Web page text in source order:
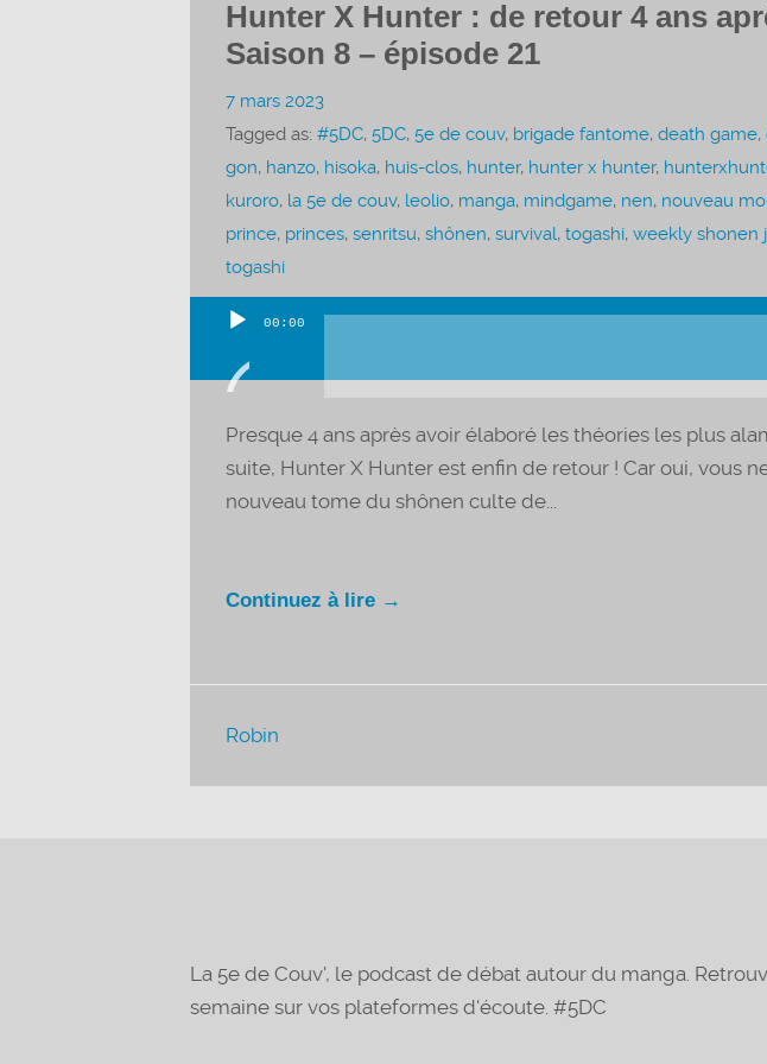
Hunter X Hunter : de retour 4 ans
Saison 8 – épisode 21
7 mars 2023
Tagged as: #5DC, 5DC, 5e de couv, brigade fantome, death game,
gon, hanzo, hisoka, huis-clos, hunter, hunter x hunter,
kuroro, la 5e de couv, leolio, manga, mindgame, nen, nouveau
prince, princes, senritsu, shônen, survival, togashi, weekly shonen
togashi
Lecteur
audio
00:00
Presque 4 ans après avoir élaboré les théories les plus
suite, Hunter X Hunter est enfin de retour ! Car oui, vous
nouveau tome du shônen culte de...
Continuez à lire →
Robin
La 5e de Couv', le podcast de débat autour du manga.
semaine sur vos plateformes d'écoute. #5DC